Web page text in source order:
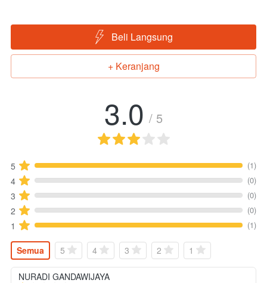
` Beli Langsung
`+ Keranjang
3.0 / 5
5 (1)
4 (0)
3 (0)
2 (0)
1 (1)
Semua 5 4 3 2 1
NURADI GANDAWIJAYA